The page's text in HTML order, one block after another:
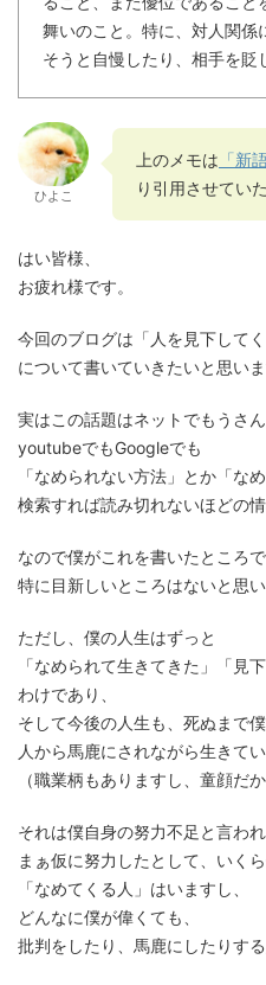
舞いのこと。特に、対人関係
そうと自慢したり、相手を貶
ひよこ
上のメモは 「新
り引用させてい
はい皆様、
お疲れ様です。
今回のブログは「人を見下してく
について書いていきたいと思いま
実はこの話題はネットでもうさ
youtubeでもGoogleでも
「なめられない方法」とか「な
検索すれば読み切れないほどの情
なので僕がこれを書いたところで
特に目新しいところはないと思い
ただし、僕の人生はずっと
「なめられて生きてきた」「見
わけであり、
そして今後の人生も、死ぬまで
人から馬鹿にされながら生きて
（職業柄もありますし、童顔だ
それは僕自身の努力不足と言われ
まぁ仮に努力したとして、いく
「なめてくる人」はいますし、
どんなに僕が偉くても、
批判をしたり、馬鹿にしたりする